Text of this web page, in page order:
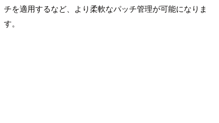
チを適用するなど、より柔軟なパッチ管理が可能になりま
す。